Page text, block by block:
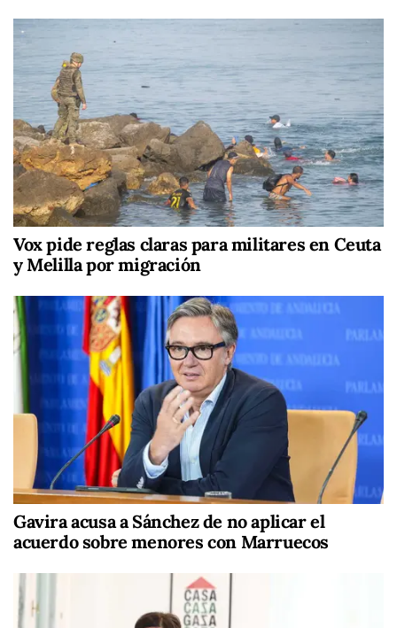
Vox pide reglas claras para militares en Ceuta
y Melilla por migración
Gavira acusa a Sánchez de no aplicar el
acuerdo sobre menores con Marruecos